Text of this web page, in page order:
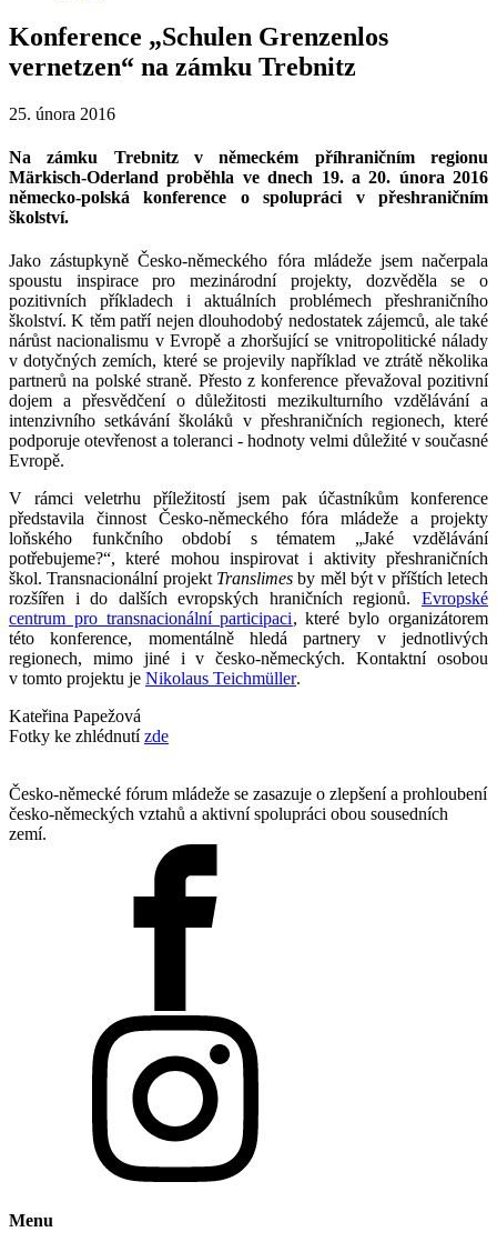
Konference „Schulen Grenzenlos
vernetzen“ na zámku Trebnitz
25. února 2016
Na zámku Trebnitz v německém příhraničním regionu
Märkisch-Oderland proběhla ve dnech 19. a 20. února 2016
německo-polská konference o spolupráci v přeshraničním
školství.
Jako zástupkyně Česko-německého fóra mládeže jsem načerpala
spoustu inspirace pro mezinárodní projekty, dozvěděla se o
pozitivních příkladech i aktuálních problémech přeshraničního
školství. K těm patří nejen dlouhodobý nedostatek zájemců, ale také
nárůst nacionalismu v Evropě a zhoršující se vnitropolitické nálady
v dotyčných zemích, které se projevily například ve ztrátě několika
partnerů na polské straně. Přesto z konference převažoval pozitivní
dojem a přesvědčení o důležitosti mezikulturního vzdělávání a
intenzivního setkávání školáků v přeshraničních regionech, které
podporuje otevřenost a toleranci - hodnoty velmi důležité v současné
Evropě.
V rámci veletrhu příležitostí jsem pak účastníkům konference
představila činnost Česko-německého fóra mládeže a projekty
loňského funkčního období s tématem „Jaké vzdělávání
potřebujeme?“, které mohou inspirovat i aktivity přeshraničních
škol. Transnacionální projekt Translimes by měl být v příštích letech
rozšířen i do dalších evropských hraničních regionů. Evropské
centrum pro transnacionální participaci, které bylo organizátorem
této konference, momentálně hledá partnery v jednotlivých
regionech, mimo jiné i v česko-německých. Kontaktní osobou
v tomto projektu je Nikolaus Teichmüller.
Kateřina Papežová
Fotky ke zhlédnutízde
Česko-německé fórum mládeže se zasazuje o zlepšení a prohloubení
česko-německých vztahů a aktivní spolupráci obou sousedních
zemí.
Menu